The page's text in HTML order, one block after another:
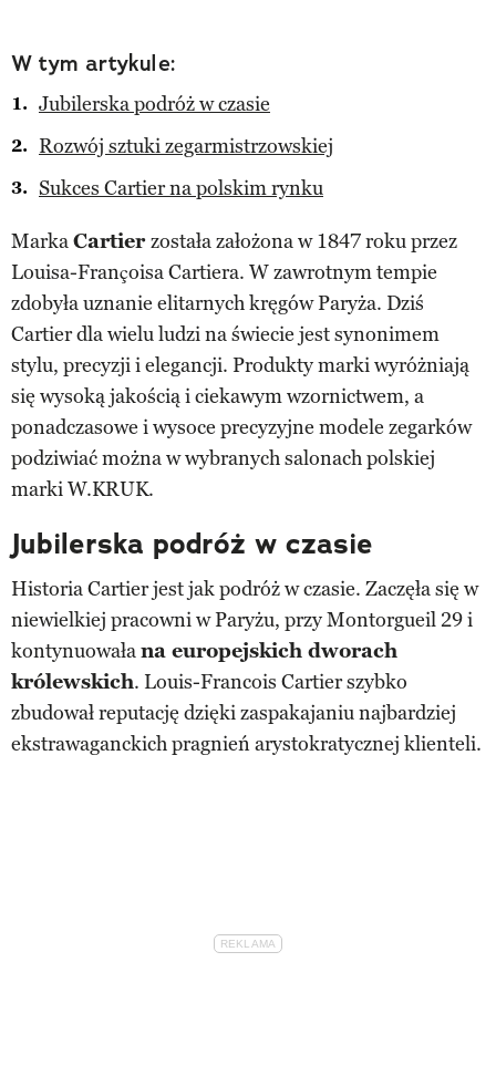
W tym artykule:
Jubilerska podróż w czasie
Rozwój sztuki zegarmistrzowskiej
Sukces Cartier na polskim rynku
MarkaCartierzostała założona w 1847 roku przez
Louisa-Françoisa Cartiera. W zawrotnym tempie
zdobyła uznanie elitarnych kręgów Paryża. Dziś
Cartier dla wielu ludzi na świecie jest synonimem
stylu, precyzji i elegancji. Produkty marki wyróżniają
się wysoką jakością i ciekawym wzornictwem, a
ponadczasowe i wysoce precyzyjne modele zegarków
podziwiać można w wybranych salonach polskiej
marki W.KRUK.
Jubilerska podróż w czasie
Historia Cartier jest jak podróż w czasie. Zaczęła się w
niewielkiej pracowni w Paryżu, przy Montorgueil 29 i
kontynuowałana europejskich dworach
królewskich. Louis-Francois Cartier szybko
zbudował reputację dzięki zaspakajaniu najbardziej
ekstrawaganckich pragnień arystokratycznej klienteli.